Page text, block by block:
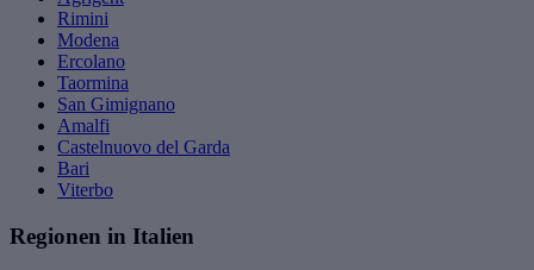
Rimini
Modena
Ercolano
Taormina
San Gimignano
Amalfi
Castelnuovo del Garda
Bari
Viterbo
Regionen in Italien